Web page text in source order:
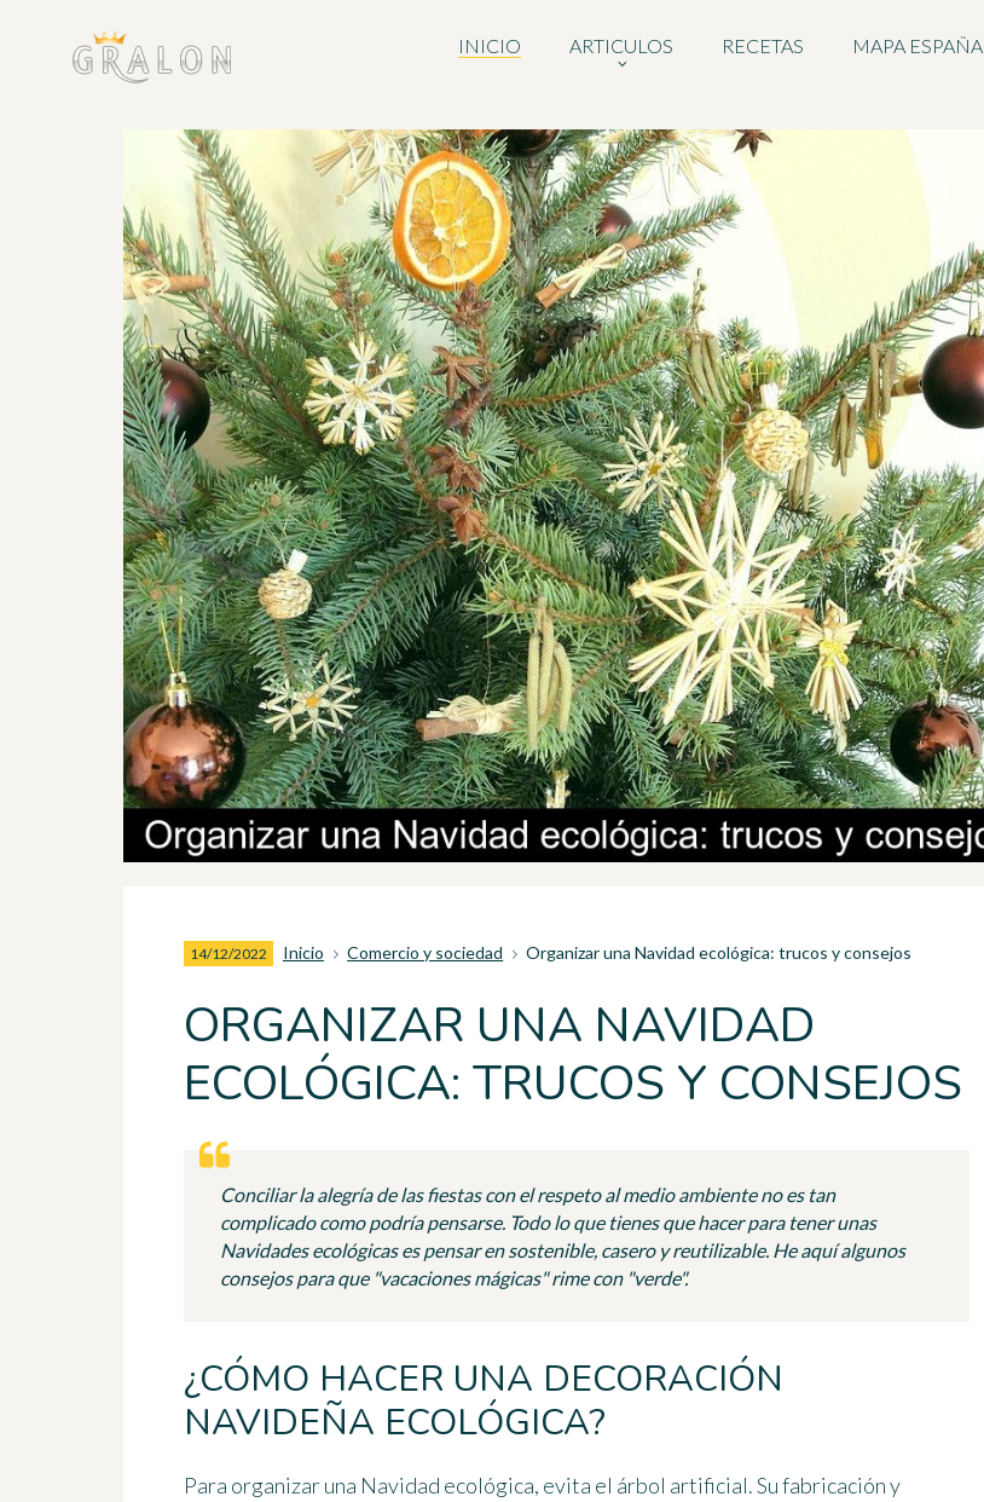
INICIO ARTICULOS RECETAS MAPA ESPAÑA
14/12/2022 Inicio Comercio y sociedad Organizar una Navidad ecológica: trucos y consejos
ORGANIZAR UNA NAVIDAD
ECOLÓGICA: TRUCOS Y CONSEJOS
Conciliar la alegría de las fiestas con el respeto al medio ambiente no es tan
complicado como podría pensarse. Todo lo que tienes que hacer para tener unas
Navidades ecológicas es pensar en sostenible, casero y reutilizable. He aquí algunos
consejos para que "vacaciones mágicas" rime con "verde".
¿CÓMO HACER UNA DECORACIÓN
NAVIDEÑA ECOLÓGICA?
Para organizar una Navidad ecológica, evita el árbol artificial. Su fabricación y